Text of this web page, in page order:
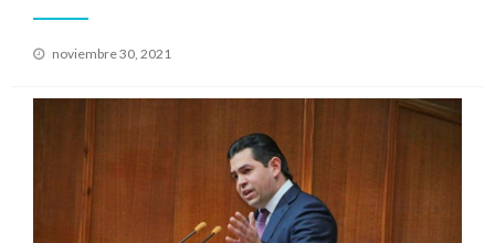
Publicado
noviembre 30, 2021